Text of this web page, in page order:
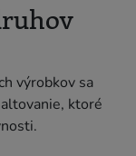
výrobkov sa
ktoré